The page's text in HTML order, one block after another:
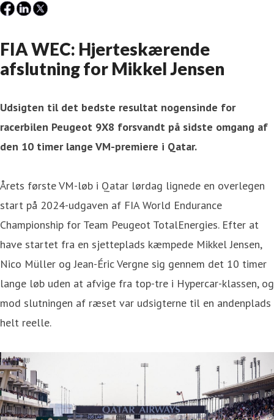
FIA WEC: Hjerteskærende
afslutning for Mikkel Jensen
Udsigten til det bedste resultat nogensinde for
racerbilen Peugeot 9X8 forsvandt på sidste omgang af
den 10 timer lange VM-premiere i Qatar.
Årets første VM-løb i Qatar lørdag lignede en overlegen
start på 2024-udgaven af FIA World Endurance
Championship for Team Peugeot TotalEnergies. Efter at
have startet fra en sjetteplads kæmpede Mikkel Jensen,
Nico Müller og Jean-Éric Vergne sig gennem det 10 timer
lange løb uden at afvige fra top-tre i Hypercar-klassen, og
mod slutningen af ræset var udsigterne til en andenplads
helt reelle.